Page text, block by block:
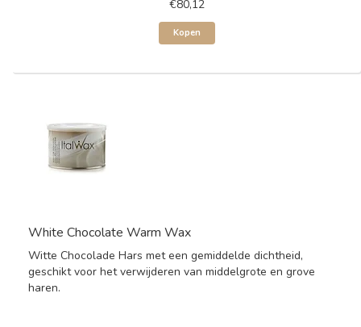
€80,12
Kopen
White Chocolate Warm Wax
Witte Chocolade Hars met een gemiddelde dichtheid,
geschikt voor het verwijderen van middelgrote en grove
haren.